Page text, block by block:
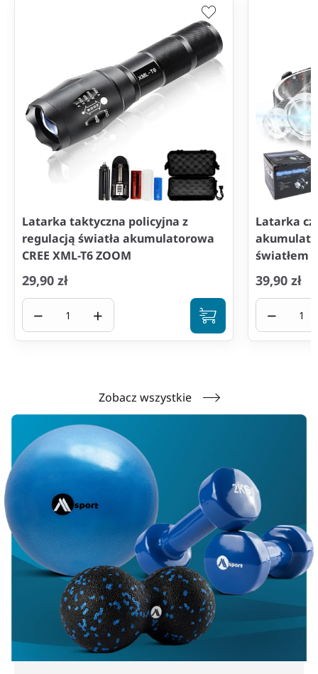
Latarka taktyczna policyjna z
regulacją światła akumulatorowa
CREE XML-T6 ZOOM
29,90 zł
− +
Latarka
światłem
39,90 zł
−
Zobacz wszystkie